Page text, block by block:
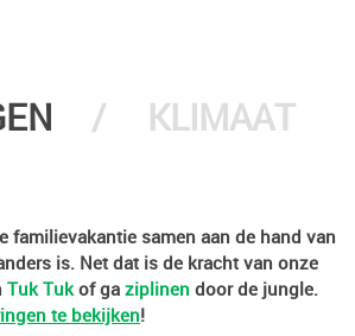
KLIMAAT
familievakantie samen aan de hand van
is. Net dat is de kracht van onze
Tuk Tukof ga ziplinen door de jungle.
te bekijken!